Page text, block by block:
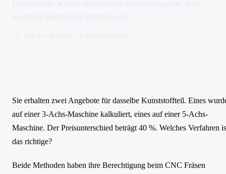
Sie erhalten zwei Angebote für dasselbe Kunststoffteil. Eines
auf einer 3-Achs-Maschine kalkuliert, eines auf einer 5-Achs-
Maschine. Der Preisunterschied beträgt 40 %. Welches Verfahren
das richtige?
Beide Methoden haben ihre Berechtigung beim CNC Fräsen